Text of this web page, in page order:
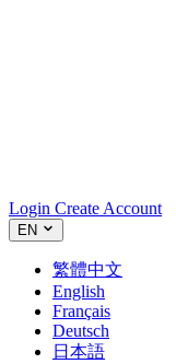
Login Create Account
EN
繁體中文
English
Français
Deutsch
日本語